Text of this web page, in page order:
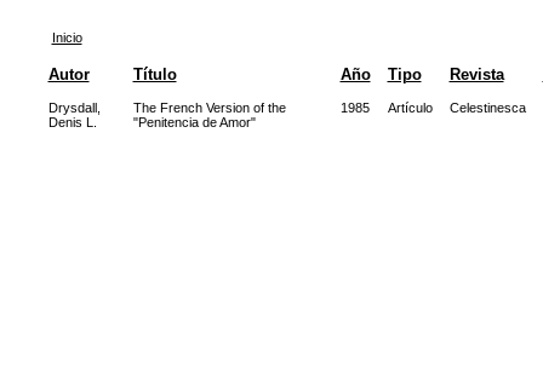
Inicio
Autor Título Año Tipo Revista
Drysdall,
Denis L.
The French Version of the
"Penitencia de Amor"
1985 Artículo Celestinesca